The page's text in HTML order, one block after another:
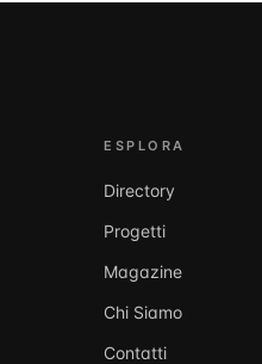
ESPLORA
Directory
Progetti
Magazine
Chi Siamo
Contatti